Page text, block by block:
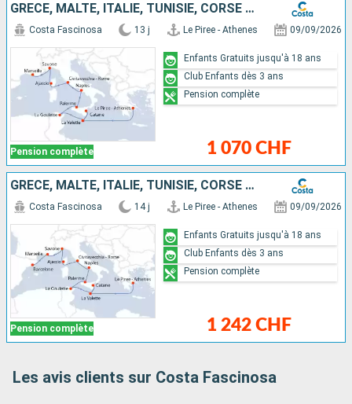
GRÈCE, MALTE, ITALIE, TUNISIE, CORSE (FRANCE), FRANCE
Pension complète
Costa Fascinosa 13 j Le Piree - Athenes 09/09/2026
1 070 CHF
Enfants Gratuits jusqu'à 18 ans
Club Enfants dès 3 ans
Pension complète
GRÈCE, MALTE, ITALIE, TUNISIE, CORSE (FRANCE), FRANCE, ESPAGNE
Pension complète
Costa Fascinosa 14 j Le Piree - Athenes 09/09/2026
1 242 CHF
Enfants Gratuits jusqu'à 18 ans
Club Enfants dès 3 ans
Pension complète
Les avis clients sur Costa Fascinosa